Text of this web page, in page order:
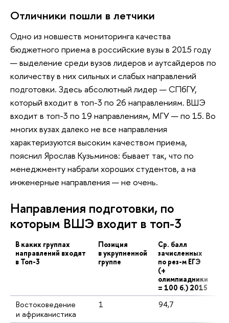
Отличники пошли в летчики
Одно из новшеств мониторинга качества
бюджетного приема в российские вузы в 2015 году
— выделение среди вузов лидеров и аутсайдеров по
количеству в них сильных и слабых направлений
подготовки. Здесь абсолютный лидер — СПбГУ,
который входит в топ-3 по 26 направлениям. ВШЭ
входит в топ-3 по 19 направлениям, МГУ — по 15. Во
многих вузах далеко не все направления
характеризуются высоким качеством приема,
пояснил Ярослав Кузьминов: бывает так, что по
менеджменту набрали хороших студентов, а на
инженерные направления — не очень.
Направления подготовки, по
которым ВШЭ входит в топ-3
В каких группах
направлений входят
в Топ-3
Позиция
в укрупненной
группе
Ср. балл
зачисленных
по рез-м ЕГЭ
(+
олимпиадники
= 100 б.) 2015
Востоковедение
и африканистика
1 94,7